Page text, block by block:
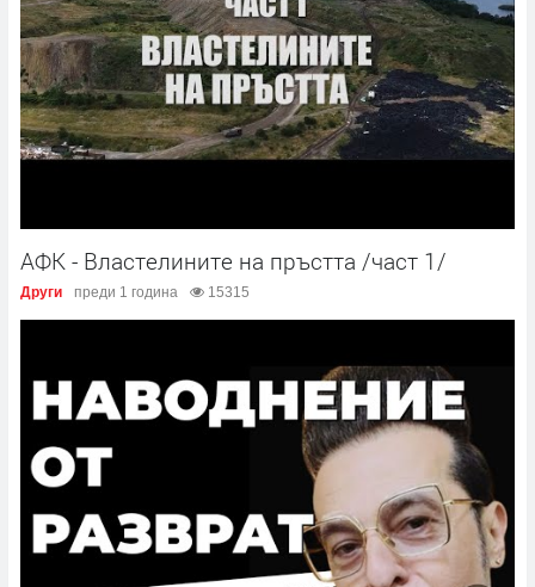
АФК - Властелините на пръстта /част 1/
Други преди 1 година 15315